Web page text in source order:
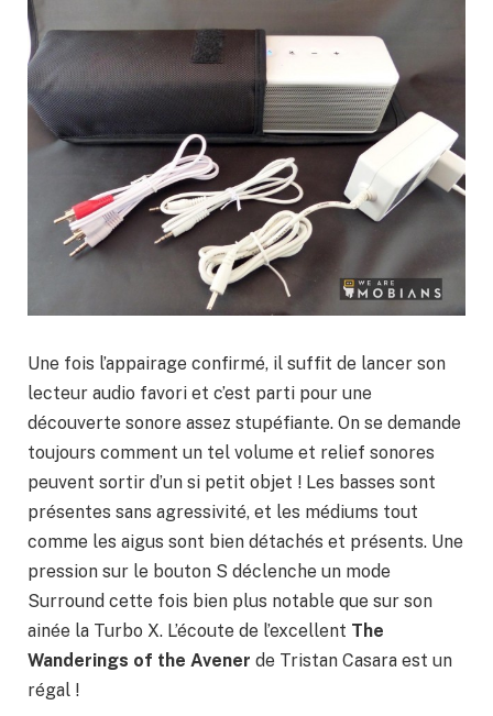
Une fois l’appairage confirmé, il suffit de lancer son
lecteur audio favori et c’est parti pour une
découverte sonore assez stupéfiante. On se demande
toujours comment un tel volume et relief sonores
peuvent sortir d’un si petit objet ! Les basses sont
présentes sans agressivité, et les médiums tout
comme les aigus sont bien détachés et présents. Une
pression sur le bouton S déclenche un mode
Surround cette fois bien plus notable que sur son
ainée la Turbo X. L’écoute de l’excellent The
Wanderings of the Avener de Tristan Casara est un
régal !